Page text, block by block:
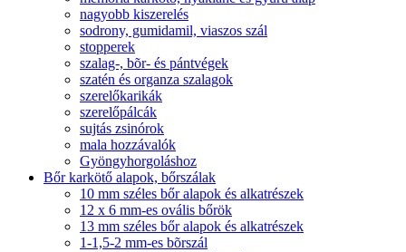
nagyobb kiszerelés
sodrony, gumidamil, viaszos szál
stopperek
szalag-, bõr- és pántvégek
szatén és organza szalagok
szerelőkarikák
szerelőpálcák
sujtás zsinórok
mala hozzávalók
Gyöngyhorgoláshoz
Bőr karkötő alapok, bőrszálak
10 mm széles bőr alapok és alkatrészek
12 x 6 mm-es ovális bőrök
13 mm széles bőr alapok és alkatrészek
1-1,5-2 mm-es bõrszál